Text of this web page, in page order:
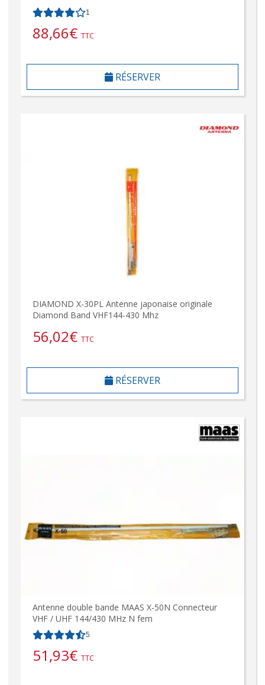
1
88,66€ TTC
RÉSERVER
DIAMOND X-30PL Antenne japonaise originale
Diamond Band VHF144-430 Mhz
56,02€ TTC
RÉSERVER
Antenne double bande MAAS X-50N Connecteur
VHF / UHF 144/430 MHz N fem
5
51,93€ TTC